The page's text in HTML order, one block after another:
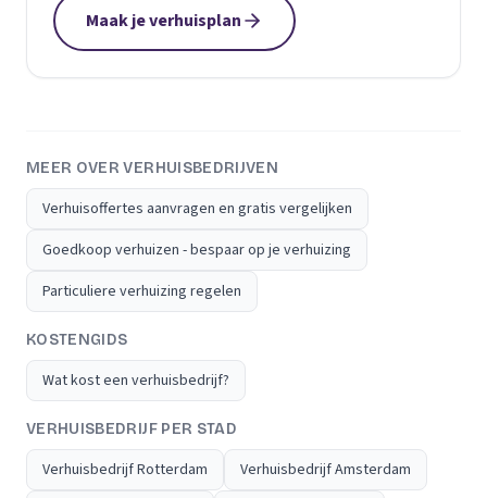
Maak je verhuisplan
MEER OVER VERHUISBEDRIJVEN
Verhuisoffertes aanvragen en gratis vergelijken
Goedkoop verhuizen - bespaar op je verhuizing
Particuliere verhuizing regelen
KOSTENGIDS
Wat kost een verhuisbedrijf?
VERHUISBEDRIJF PER STAD
Verhuisbedrijf Rotterdam Verhuisbedrijf Amsterdam